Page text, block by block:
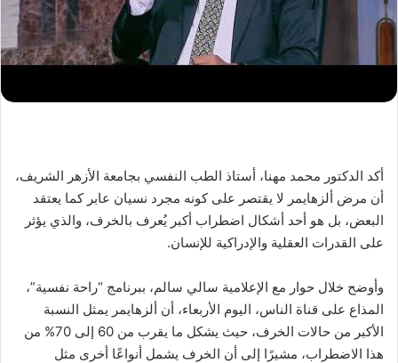
أكد الدكتور محمد مهنا، أستاذ الطب النفسي بجامعة الأزهر الشريف،
أن مرض ألزهايمر لا يقتصر على كونه مجرد نسيان عابر كما يعتقد
البعض، بل هو أحد أشكال اضطراب أكبر يُعرف بالخرف، والذي يؤثر
على القدرات العقلية والإدراكية للإنسان.
وأوضح خلال حوار مع الإعلامية سالي سالم، ببرنامج “راحة نفسية”،
المذاع على قناة الناس، اليوم الأربعاء، أن ألزهايمر يمثل النسبة
الأكبر من حالات الخرف، حيث يشكل ما يقرب من 60 إلى 70% من
هذا الاضطراب، مشيرًا إلى أن الخرف يشمل أنواعًا أخرى مثل